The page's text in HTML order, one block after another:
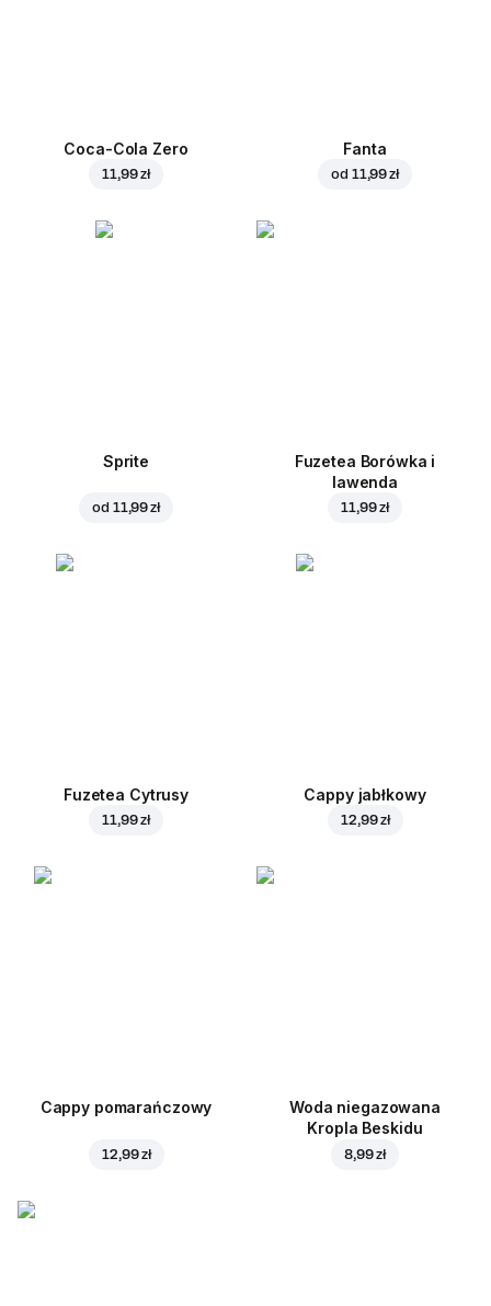
Coca-Cola Zero
11,99 zł
Fanta
od 11,99 zł
Sprite
od 11,99 zł
Fuzetea Borówka i
lawenda
11,99 zł
Fuzetea Cytrusy
11,99 zł
Cappy jabłkowy
12,99 zł
Cappy pomarańczowy
12,99 zł
Woda niegazowana
Kropla Beskidu
8,99 zł